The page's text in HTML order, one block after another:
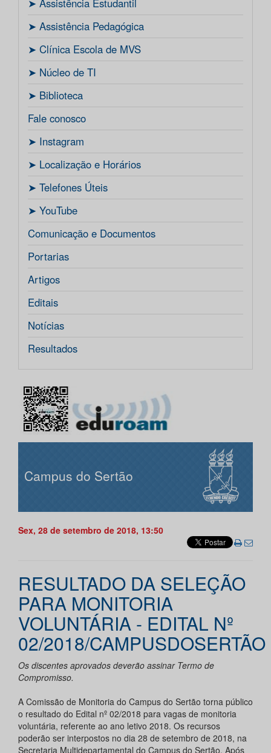
ㅤ➤ Assistência Estudantil
ㅤ➤ Assistência Pedagógica
ㅤ➤ Clínica Escola de MVS
ㅤ➤ Núcleo de TI
ㅤ➤ Biblioteca
Fale conosco
ㅤ➤ Instagram
ㅤ➤ Localização e Horários
ㅤ➤ Telefones Úteis
ㅤ➤ YouTube
Comunicação e Documentos
Portarias
Artigos
Editais
Notícias
Resultados
Campus do Sertão
Sex, 28 de setembro de 2018, 13:50
RESULTADO DA SELEÇÃO
PARA MONITORIA
VOLUNTÁRIA - EDITAL Nº
02/2018/CAMPUSDOSERTÃO
Os discentes aprovados deverão assinar Termo de
Compromisso.
A Comissão de Monitoria do Campus do Sertão torna público
o resultado do Edital nº 02/2018 para vagas de monitoria
voluntária, referente ao ano letivo 2018. Os recursos
poderão ser interpostos no dia 28 de setembro de 2018, na
Secretaria Multidepartamental do Campus do Sertão. Após